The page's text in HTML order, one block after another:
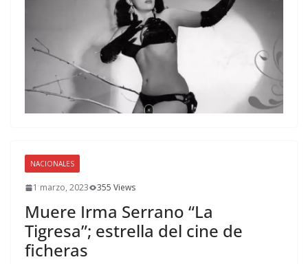
NACIONALES
1 marzo, 2023 355 Views
Muere Irma Serrano “La
Tigresa”; estrella del cine de
ficheras